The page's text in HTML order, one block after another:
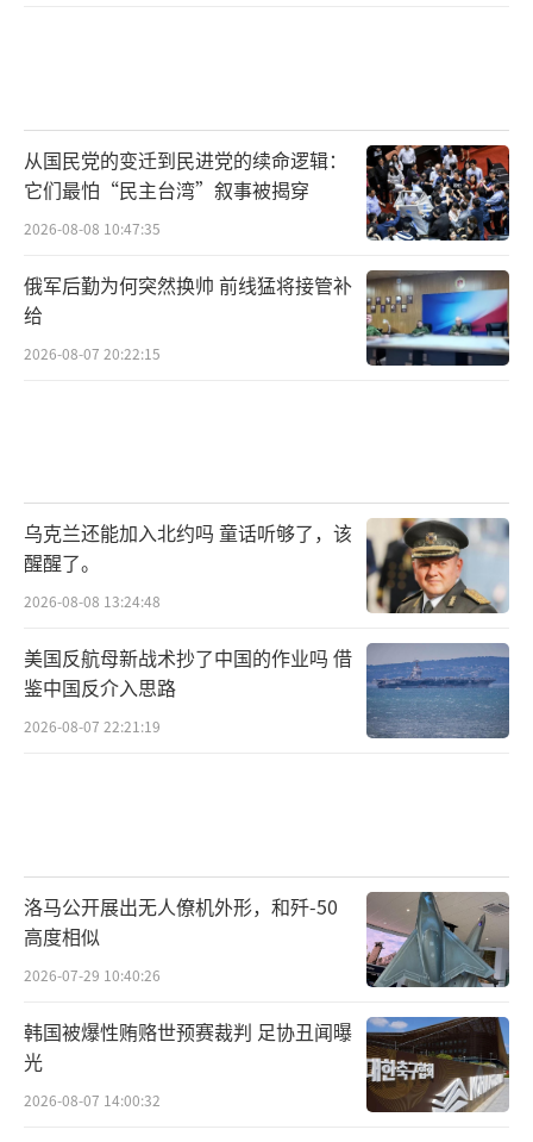
折”也有最新事例，11月21日，就东盟防长扩
大会期间未举行中美防长会晤，国防部新闻发
言人吴谦表示，“责任完全在美方。美方不能
一边在台湾问题上损害中方的核心利益，一边
与中国军队若无其事地开展交流。当务之急是
美方应立即改正错误，切实尊重中方核心利
两军关系僵局甚至倒退。”卓华评价说。
除了中俄、中美之间的合作对话，中法、
中英之间分别在今年6月27日和9月25日举行了
防务战略磋商，双方就发展双边防务关系进行
商讨，围绕共同关心的国际和地区安全问题深
入交换意见，增进了彼此了解和互信。此外，3
牵制，近年来西方军队与中国军方之间进行的
交流和合作相对较少，但他们是有意愿与中国
保持沟通的。这些交流有助于彼此加深了解，
使这些国家进一步认识中国防御性的国防政策
和合理的国防及军队发展，正确认识中国军队
为维护国家安全主权、安全发展利益所做出的
从国民党的变迁到民进党的续命逻辑：
它们最怕“民主台湾”叙事被揭穿
2026-08-08 10:47:35
俄军后勤为何突然换帅 前线猛将接管补
给
2026-08-07 20:22:15
乌克兰还能加入北约吗 童话听够了，该
醒醒了。
2026-08-08 13:24:48
美国反航母新战术抄了中国的作业吗 借
鉴中国反介入思路
2026-08-07 22:21:19
洛马公开展出无人僚机外形，和歼-50
高度相似
2026-07-29 10:40:26
韩国被爆性贿赂世预赛裁判 足协丑闻曝
光
2026-08-07 14:00:32